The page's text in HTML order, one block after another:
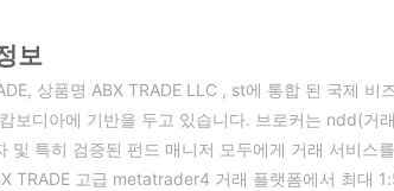
보
상품명 ABX TRADE LLC , st에 통합 된 국제
보디아에 기반을 두고 있습니다. 브로커는 ndd(거
및 특히 검증된 펀드 매니저 모두에게 거래 서비스
TRADE 고급 metatrader4 거래 플랫폼에서 최대